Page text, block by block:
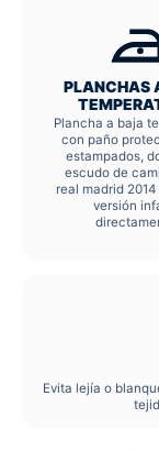
PLANCHAS
Plancha a baja
con paño
estampados,
escudo de
real madrid
versión
Evita lejía o